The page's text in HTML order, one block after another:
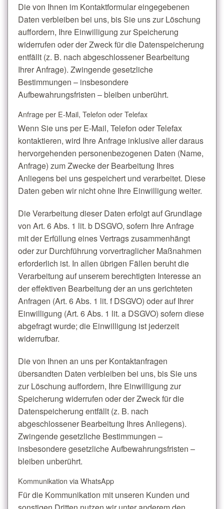
Die von Ihnen im Kontaktformular eingegebenen
Daten verbleiben bei uns, bis Sie uns zur Löschung
auffordern, Ihre Einwilligung zur Speicherung
widerrufen oder der Zweck für die Datenspeicherung
entfällt (z. B. nach abgeschlossener Bearbeitung
Ihrer Anfrage). Zwingende gesetzliche
Bestimmungen – insbesondere
Aufbewahrungsfristen – bleiben unberührt.
Anfrage per E-Mail, Telefon oder Telefax
Wenn Sie uns per E-Mail, Telefon oder Telefax
kontaktieren, wird Ihre Anfrage inklusive aller daraus
hervorgehenden personenbezogenen Daten (Name,
Anfrage) zum Zwecke der Bearbeitung Ihres
Anliegens bei uns gespeichert und verarbeitet. Diese
Daten geben wir nicht ohne Ihre Einwilligung weiter.
Die Verarbeitung dieser Daten erfolgt auf Grundlage
von Art. 6 Abs. 1 lit. b DSGVO, sofern Ihre Anfrage
mit der Erfüllung eines Vertrags zusammenhängt
oder zur Durchführung vorvertraglicher Maßnahmen
erforderlich ist. In allen übrigen Fällen beruht die
Verarbeitung auf unserem berechtigten Interesse an
der effektiven Bearbeitung der an uns gerichteten
Anfragen (Art. 6 Abs. 1 lit. f DSGVO) oder auf Ihrer
Einwilligung (Art. 6 Abs. 1 lit. a DSGVO) sofern diese
abgefragt wurde; die Einwilligung ist jederzeit
widerrufbar.
Die von Ihnen an uns per Kontaktanfragen
übersandten Daten verbleiben bei uns, bis Sie uns
zur Löschung auffordern, Ihre Einwilligung zur
Speicherung widerrufen oder der Zweck für die
Datenspeicherung entfällt (z. B. nach
abgeschlossener Bearbeitung Ihres Anliegens).
Zwingende gesetzliche Bestimmungen –
insbesondere gesetzliche Aufbewahrungsfristen –
bleiben unberührt.
Kommunikation via WhatsApp
Für die Kommunikation mit unseren Kunden und